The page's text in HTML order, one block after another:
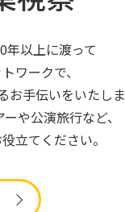
年以上に渡って
ワークで、
お手伝いをいたし
や公演旅行など、
立てください。